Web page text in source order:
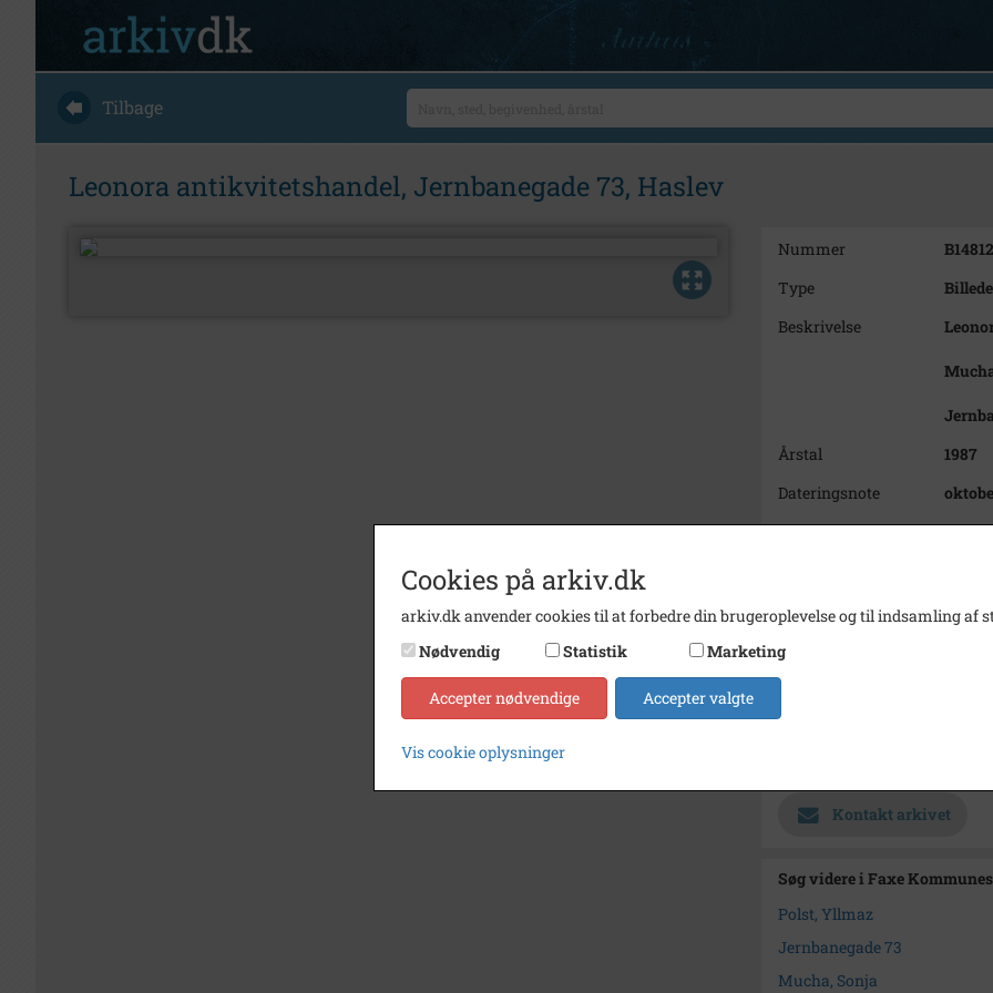
Tilbage
Leonora antikvitetshandel, Jernbanegade 73, Haslev
Nummer
B14812
Type
Beskrivelse
Årstal
1987
Dateringsnote
Fotograf
Materiale
s/h
Se på kort
Type
Enhed
Kontakt arkivet
Søg videre i Faxe
Polst, Yllmaz
Jernbanegade 73
Mucha, Sonja
Cookies på arkiv.dk
arkiv.dk anvender cookies til at forbedre din brugeroplevelse og til indsamling af
Nødvendig
Statistik Marketing
Accepter nødvendige Accepter valgte
Vis cookie oplysninger